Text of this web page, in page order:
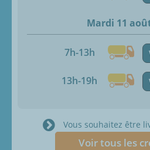
Mardi 11
7h-13h
13h-19h
Vous souhaitez être
Voir tous les